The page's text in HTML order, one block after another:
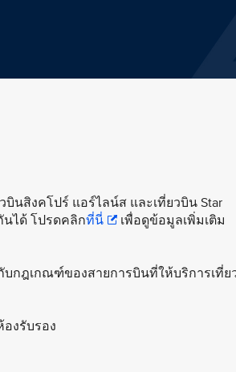
นสิงคโปร์ แอร์ไลน์ส และเที่ยวบิน Star
นได้ โปรดคลิกที่นี่
เพื่อดูข้อมูลเพิ่มเติม
กฎเกณฑ์ของสายการบินที่ให้บริการเที่ย
งรับรอง